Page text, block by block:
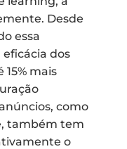
Desde
essa
dos
mais
como
também tem
o